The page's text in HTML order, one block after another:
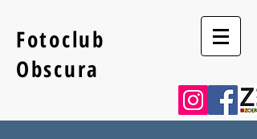
Fotoclub
Obscura